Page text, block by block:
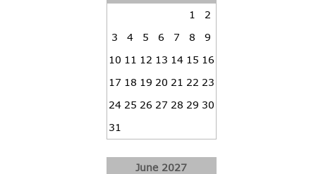
1
2
3
4 5 6 7 8
9
10 11 12 13 14 15 16
17 18 19 20 21 22 23
24 25 26 27 28 29 30
31
June 2027